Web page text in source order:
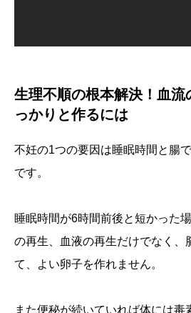
生理不順の根本解決！血流
っかりと作るには
不妊の1つの要因は睡眠時間と腸
です。
睡眠時間が6時間前後と短かった
の再生、血液の再生だけでなく、
て、よい卵子を作れません。
また便秘が続いていれば体には毒